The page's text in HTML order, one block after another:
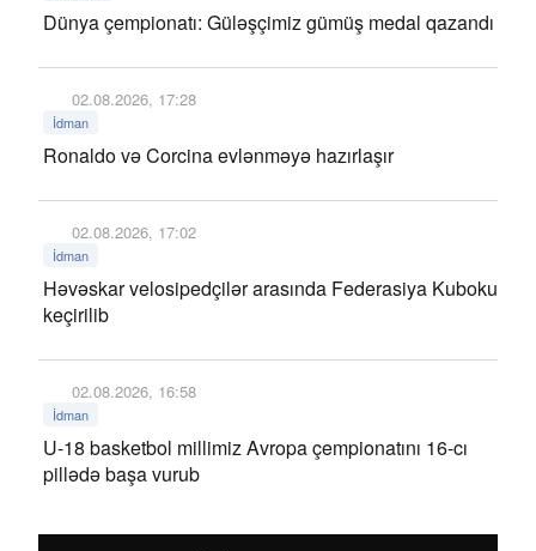
Dünya çempionatı: Güləşçimiz gümüş medal qazandı
02.08.2026, 17:28
İdman
Ronaldo və Corcina evlənməyə hazırlaşır
02.08.2026, 17:02
İdman
Həvəskar velosipedçilər arasında Federasiya Kuboku
keçirilib
02.08.2026, 16:58
İdman
U-18 basketbol millimiz Avropa çempionatını 16-cı
pillədə başa vurub